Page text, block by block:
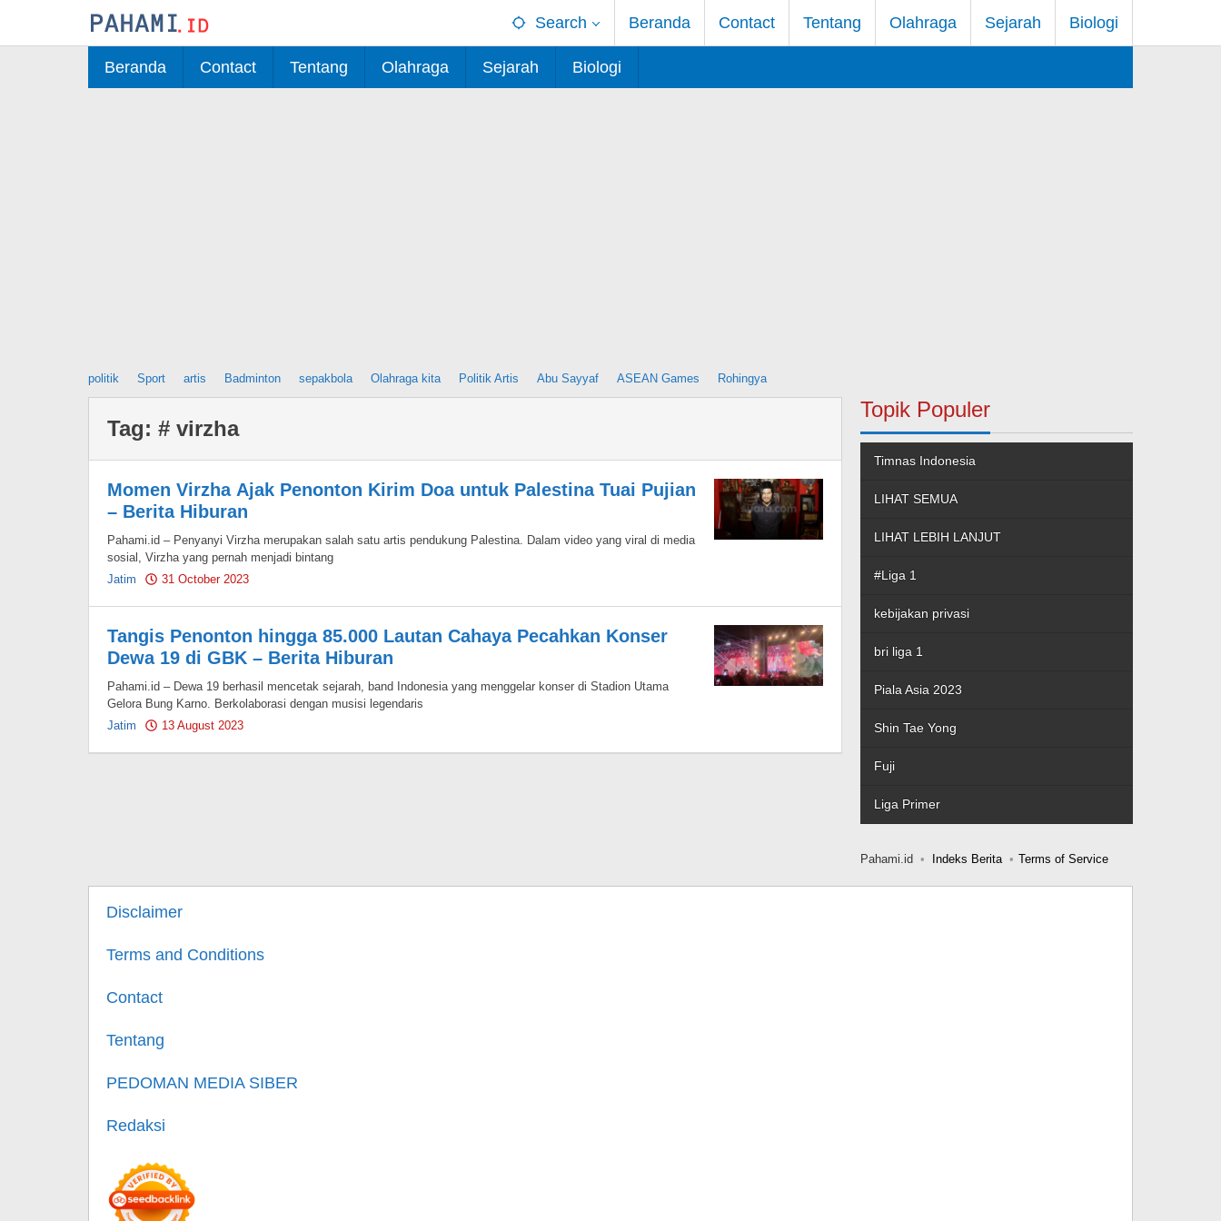
Search Beranda Contact Tentang Olahraga Sejarah Biologi
Beranda Contact Tentang Olahraga Sejarah Biologi
politik Sport artis Badminton sepakbola Olahraga kita Politik Artis Abu Sayyaf ASEAN Games Rohingya
Tag: # virzha
Momen Virzha Ajak Penonton Kirim Doa untuk Palestina Tuai Pujian
– Berita Hiburan
Pahami.id – Penyanyi Virzha merupakan salah satu artis pendukung Palestina. Dalam video yang viral di media
sosial, Virzha yang pernah menjadi bintang
Jatim
31 October 2023
Tangis Penonton hingga 85.000 Lautan Cahaya Pecahkan Konser
Dewa 19 di GBK – Berita Hiburan
Pahami.id – Dewa 19 berhasil mencetak sejarah, band Indonesia yang menggelar konser di Stadion Utama
Gelora Bung Karno. Berkolaborasi dengan musisi legendaris
Jatim
13 August 2023
Topik Populer
Timnas Indonesia
LIHAT SEMUA
LIHAT LEBIH LANJUT
#Liga 1
kebijakan privasi
bri liga 1
Piala Asia 2023
Shin Tae Yong
Fuji
Liga Primer
Pahami.id Indeks Berita Terms of Service
Disclaimer
Terms and Conditions
Contact
Tentang
PEDOMAN MEDIA SIBER
Redaksi